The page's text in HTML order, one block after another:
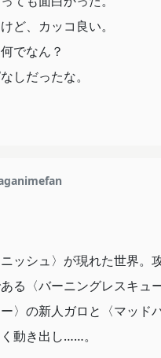
こともあったので少しメモ
多く、明らかにポリゴン
あというのを少し感じる
基本的にバカ。直情バカ。
みをそのまま(自分が尊敬
もできたんだよな。
実についても全く理解し
っていて、相手を尊重
のスタンスが見られる。
できるというのは偉い事だ
ど、カッコ良い。
でなん？
しだったな。
ッシュ〉が現れた世界。
る〈バーニングレスキュ
〉の新人ガロと〈マッド
動き出し……。